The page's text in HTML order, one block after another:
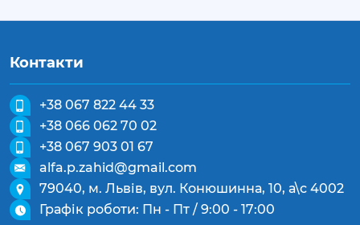
Контакти
+38 067 822 44 33
+38 066 062 70 02
+38 067 903 01 67
alfa.p.zahid@gmail.com
79040, м. Львів, вул. Конюшинна, 10, а\с 4002
Графік роботи: Пн - Пт / 9:00 - 17:00